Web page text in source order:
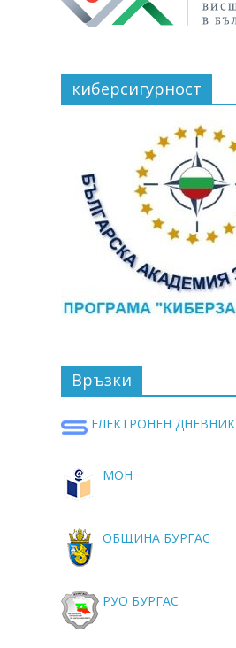
киберсигурност
Връзки
ЕЛЕКТРОНЕН ДНЕВНИК
МОН
ОБЩИНА БУРГАС
РУО БУРГАС